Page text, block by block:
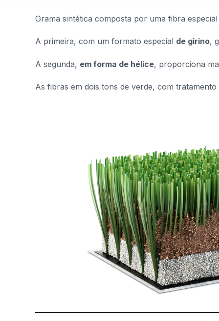
Grama sintética composta por uma fibra
A primeira, com um formato especial de girino,
A segunda, em forma de hélice, proporciona
As fibras em dois tons de verde, com